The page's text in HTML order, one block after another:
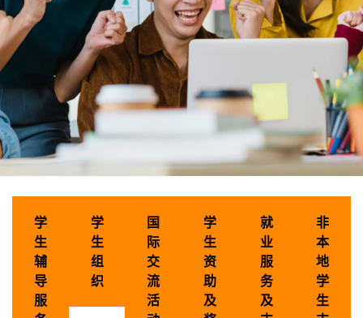
校园生活及
学生设施
学
生
辅
导
服
学
生
组
织
国
际
交
流
活
学
生
资
助
及
就
业
服
务
及
非
本
地
学
生